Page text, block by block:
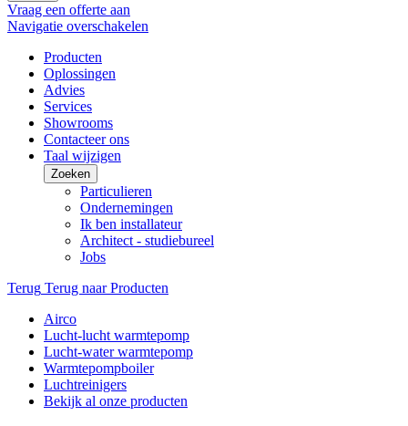
Vraag een offerte aan
Navigatie overschakelen
Producten
Oplossingen
Advies
Services
Showrooms
Contacteer ons
Taal wijzigen
Zoeken
Particulieren
Ondernemingen
Ik ben installateur
Architect - studiebureel
Jobs
Terug Terug naar Producten
Airco
Lucht-lucht warmtepomp
Lucht-water warmtepomp
Warmtepompboiler
Luchtreinigers
Bekijk al onze producten